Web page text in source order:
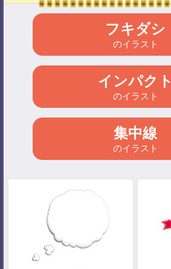
フキダシ
のイラスト
インパクト
のイラスト
集中線
のイラスト